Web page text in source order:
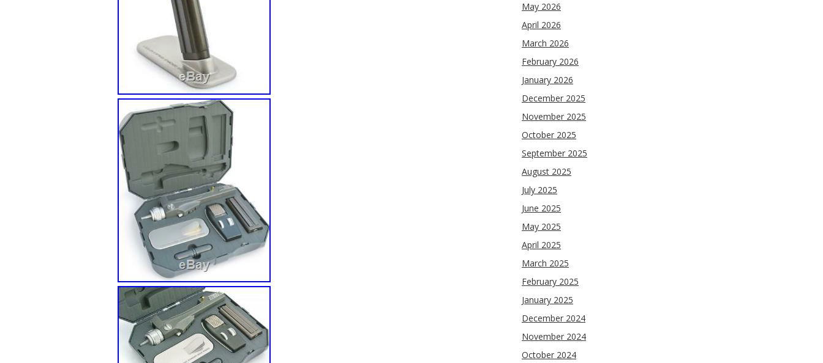
May 2026
April 2026
March 2026
February 2026
January 2026
December 2025
November 2025
October 2025
September 2025
August 2025
July 2025
June 2025
May 2025
April 2025
March 2025
February 2025
January 2025
December 2024
November 2024
October 2024